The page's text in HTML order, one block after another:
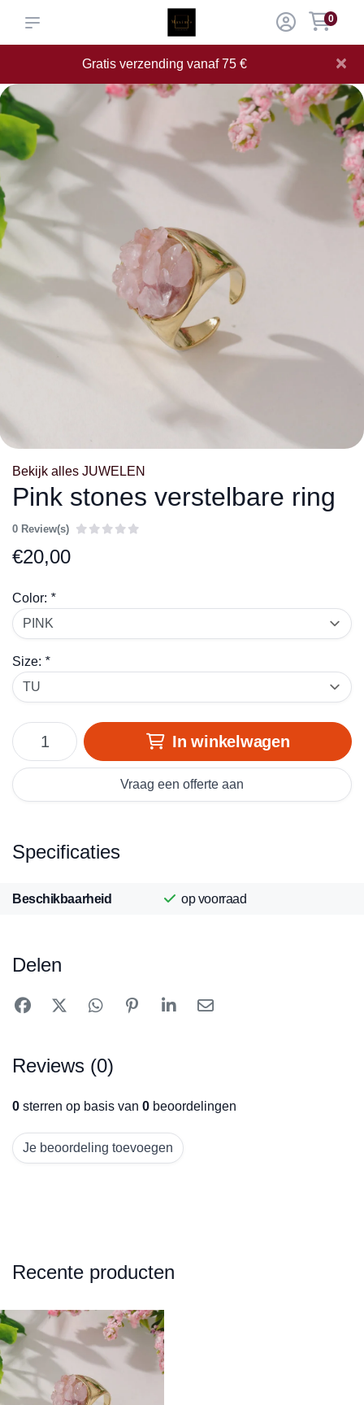
0
Gratis verzending vanaf 75 € ×
Bekijk alles JUWELEN
Pink stones verstelbare ring
0 Review(s)
€20,00
Color: *
Size: *
In winkelwagen
Vraag een offerte aan
Specificaties
Beschikbaarheid op voorraad
Delen
Reviews (0)
0 sterren op basis van 0 beoordelingen
Je beoordeling toevoegen
Recente producten